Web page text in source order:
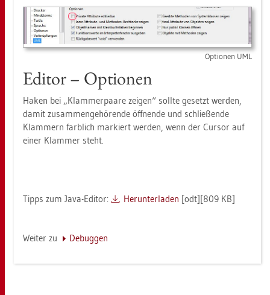
Op­tio­nen UML
Edi­tor – Op­tio­nen
Haken bei „Klam­mer­paa­re zei­gen“ soll­te ge­setzt wer­den,
damit zu­sam­men­ge­hö­ren­de öff­nen­de und schlie­ßen­de
Klam­mern farb­lich mar­kiert wer­den, wenn der Cur­sor auf
einer Klam­mer steht.
Tipps zum Java-Edi­tor: Her­un­ter­la­den [odt][809 KB]
Wei­ter zu De­bug­gen